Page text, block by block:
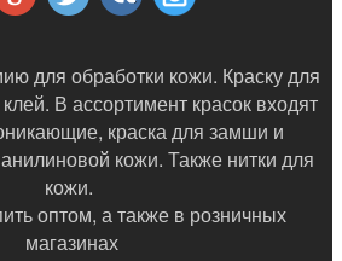
для обработки кожи. Краску для
В ассортимент красок входят
краска для замши и
кожи. Также нитки для
кожи.
оптом, а также в розничных
магазинах